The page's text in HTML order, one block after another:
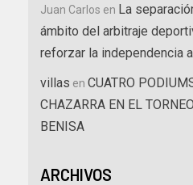
Juan Carlos en La
ámbito del arbitraje
reforzar la independencia
villas en CUATRO
CHAZARRA EN EL
BENISA
ARCHIVOS